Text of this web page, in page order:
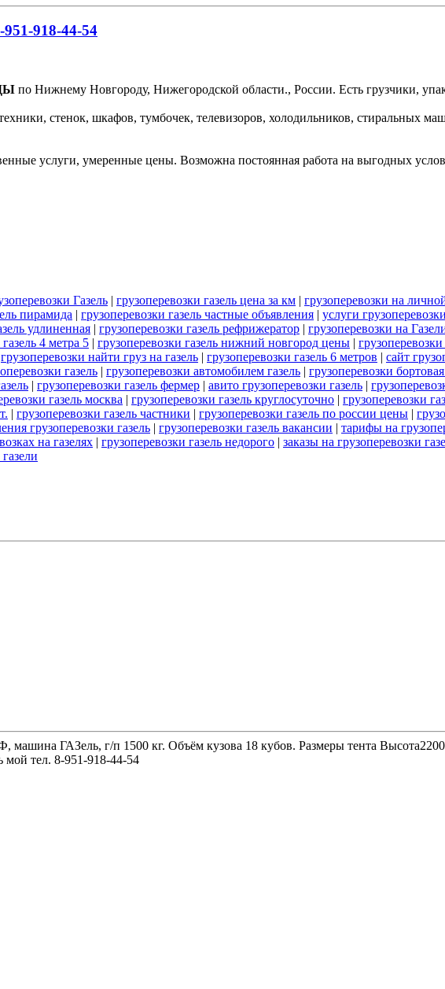
951-918-44-54
по Нижнему Новгороду, Нижегородской области., России. Есть грузчики,
стенок, шкафов, тумбочек, телевизоров, холодильников, стиральных
услуги, умеренные цены. Возможна постоянная работа на выгодных
Газель | грузоперевозки газель цена за км | грузоперевозки на
пирамида | грузоперевозки газель частные объявления | услуги
удлиненная | грузоперевозки газель рефрижератор | грузоперевозки на
4 метра 5 | грузоперевозки газель нижний новгород цены |
грузоперевозки найти груз на газель | грузоперевозки газель 6 метров | сайт
газель | грузоперевозки автомобилем газель | грузоперевозки бортовая
| грузоперевозки газель фермер | авито грузоперевозки газель |
газель москва | грузоперевозки газель круглосуточно | грузоперевозки
| грузоперевозки газель частники | грузоперевозки газель по россии цены |
грузоперевозки газель | грузоперевозки газель вакансии | тарифы на
на газелях | грузоперевозки газель недорого | заказы на грузоперевозки
машина ГАЗель, г/п 1500 кг. Объём кузова 18 кубов. Размеры тента
тел. 8-951-918-44-54